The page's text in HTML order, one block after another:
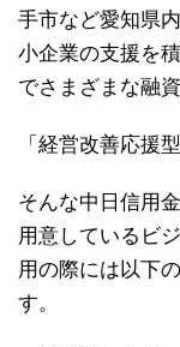
手市など愛知県
小企業の支援を
でさまざまな融
「経営改善応援
そんな中日信用
用意しているビ
用の際には以下
す。